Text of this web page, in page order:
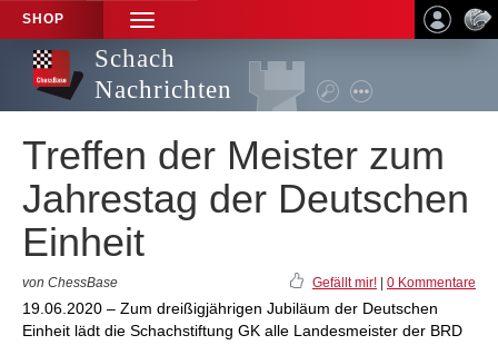
SHOP
TOGGLE
NAVIGATION
Schach
Nachrichten
Treffen der Meister zum
Jahrestag der Deutschen
Einheit
von ChessBase Gefällt mir! 0 Kommentare
19.06.2020 – Zum dreißigjährigen Jubiläum der Deutschen
Einheit lädt die Schachstiftung GK alle Landesmeister der BRD